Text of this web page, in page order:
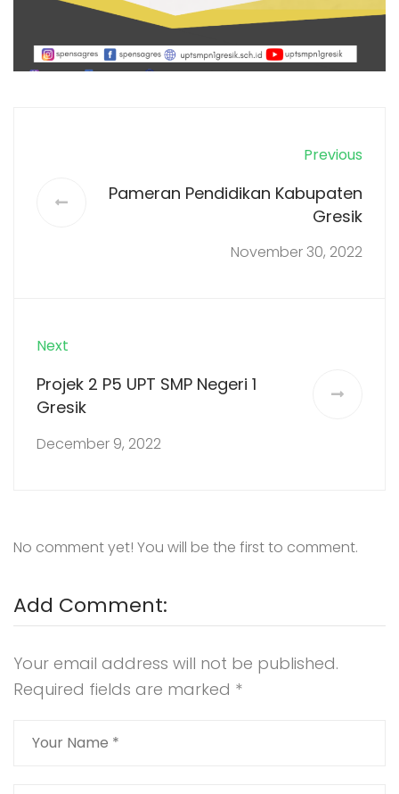
Previous
Pameran Pendidikan Kabupaten
Gresik
November 30, 2022
Next
Projek 2 P5 UPT SMP Negeri 1
Gresik
December 9, 2022
No comment yet! You will be the first to comment.
Add Comment:
Your email address will not be published.
Required fields are marked *